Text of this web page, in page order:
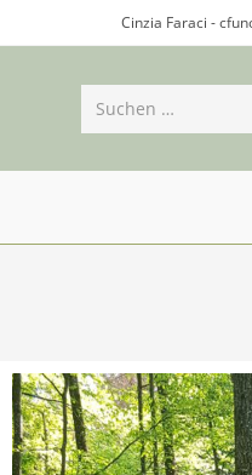
Cinzia Faraci -
Suchen …